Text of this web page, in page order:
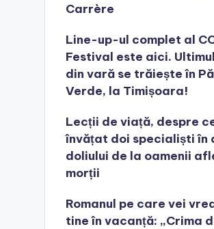
Carrère
Line-up-ul complet al
Festival este aici.
din vară se trăiește în
Verde, la Timișoara!
Lecții de viață, despre
învățat doi specialiști în
doliului de la oamenii
morții
Romanul pe care vei
tine în vacanță: „Crima